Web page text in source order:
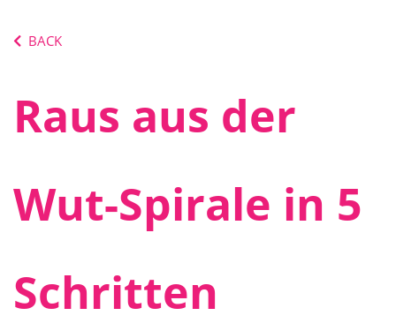
BACK
Raus aus der
Wut-Spirale in 5
Schritten